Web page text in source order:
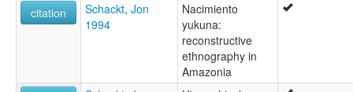
citation
Schackt, Jon
1994
Nacimiento
yukuna:
reconstructive
ethnography in
Amazonia